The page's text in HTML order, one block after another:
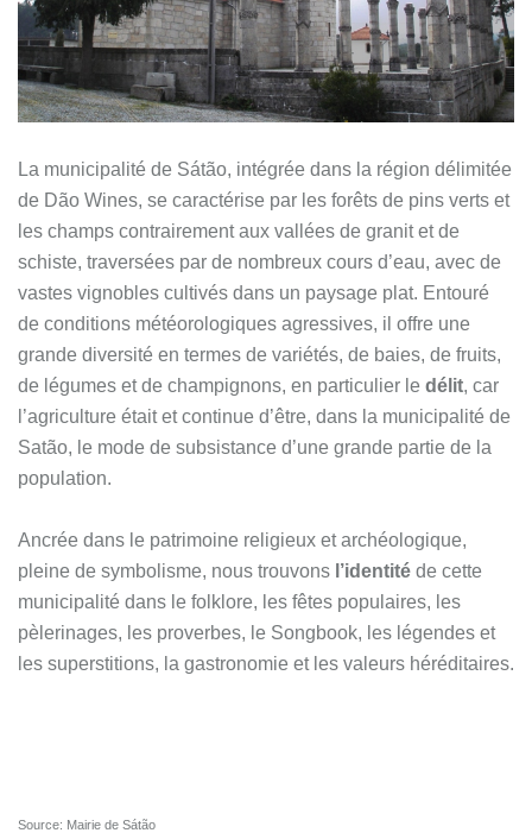
La municipalité de Sátão, intégrée dans la région délimitée
de Dão Wines, se caractérise par les forêts de pins verts et
les champs contrairement aux vallées de granit et de
schiste, traversées par de nombreux cours d’eau, avec de
vastes vignobles cultivés dans un paysage plat. Entouré
de conditions météorologiques agressives, il offre une
grande diversité en termes de variétés, de baies, de fruits,
de légumes et de champignons, en particulier le délit, car
l’agriculture était et continue d’être, dans la municipalité de
Satão, le mode de subsistance d’une grande partie de la
population.
Ancrée dans le patrimoine religieux et archéologique,
pleine de symbolisme, nous trouvons l’identité de cette
municipalité dans le folklore, les fêtes populaires, les
pèlerinages, les proverbes, le Songbook, les légendes et
les superstitions, la gastronomie et les valeurs héréditaires.
Source: Mairie de Sátão